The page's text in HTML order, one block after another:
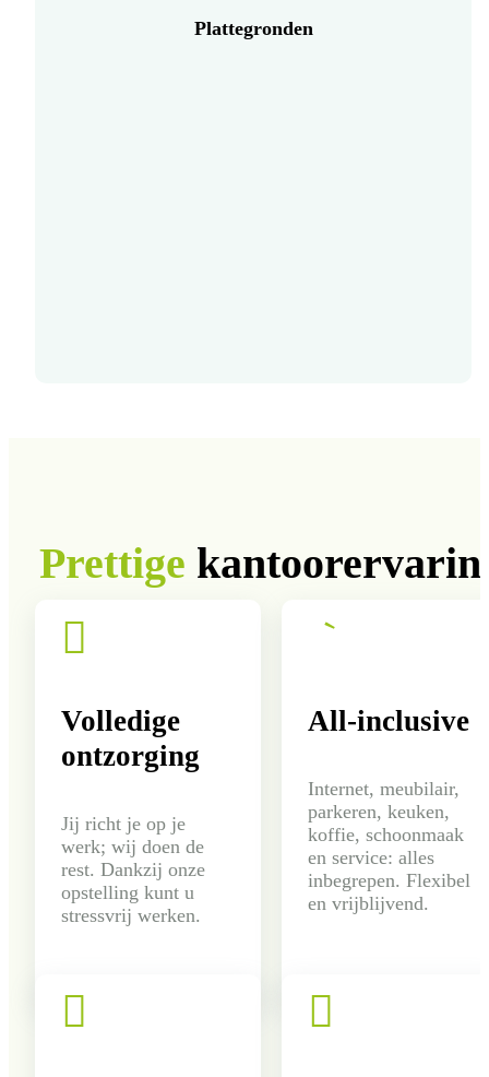
Plattegronden
Prettige

Volledige
ontzorging
Jij richt je op je
werk; wij doen de
rest. Dankzij onze
opstelling kunt u
stressvrij werken.
｀
All-inclusive
Internet, meubilair,
parkeren, keuken,
koffie, schoonmaak
en service: alles
inbegrepen. Flexibel
en vrijblijvend.
 